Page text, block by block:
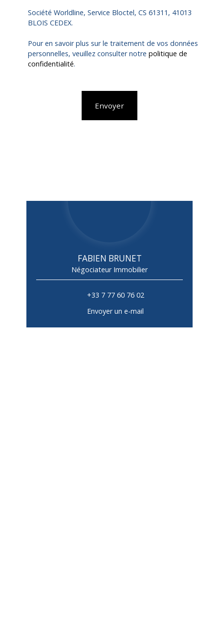
Société Worldline, Service Bloctel, CS 61311, 41013
BLOIS CEDEX.
Pour en savoir plus sur le traitement de vos données
personnelles, veuillez consulter notre politique de
confidentialité.
Envoyer
FABIEN BRUNET
Négociateur Immobilier
+33 7 77 60 76 02
Envoyer un e-mail